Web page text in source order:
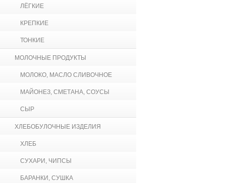
ЛЁГКИЕ
КРЕПКИЕ
ТОНКИЕ
МОЛОЧНЫЕ ПРОДУКТЫ
МОЛОКО, МАСЛО СЛИВОЧНОЕ
МАЙОНЕЗ, СМЕТАНА, СОУСЫ
СЫР
ХЛЕБОБУЛОЧНЫЕ ИЗДЕЛИЯ
ХЛЕБ
СУХАРИ, ЧИПСЫ
БАРАНКИ, СУШКА